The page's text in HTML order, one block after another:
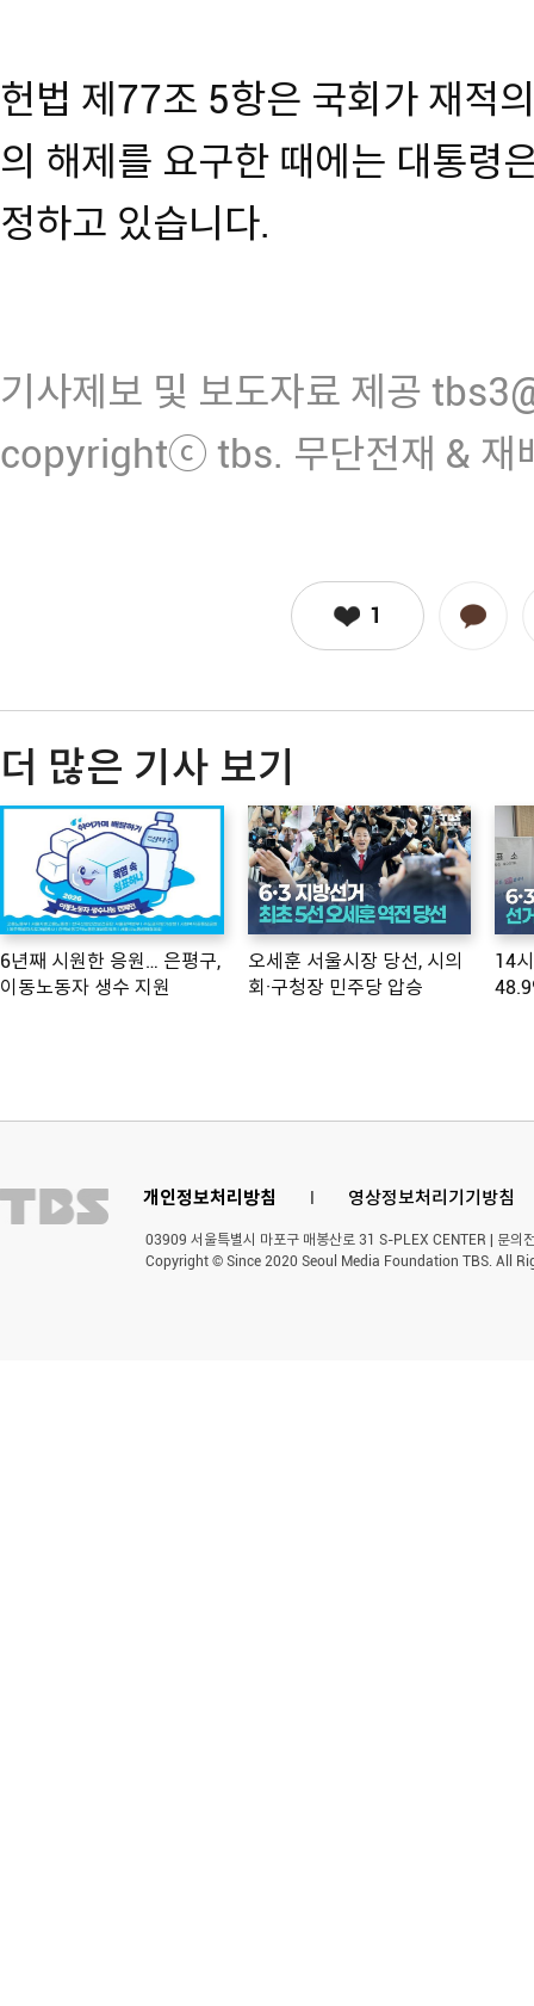
헌법 제77조 5항은 국회가 재적
의 해제를 요구한 때에는 대통령
정하고 있습니다.
기사제보 및 보도자료 제공
copyrightⓒ tbs. 무단전재 & 재
1
더 많은 기사 보기
6년째 시원한 응원… 은평구,
이동노동자 생수 지원
오세훈 서울시장 당선, 시의
회·구청장 민주당 압승
14
개인정보처리방침 l 영상정보처리기기방침
03909 서울특별시 마포구 매봉산로 31 S-PLEX CENTER | 문
Copyright © Since 2020 Seoul Media Foundation TBS. All